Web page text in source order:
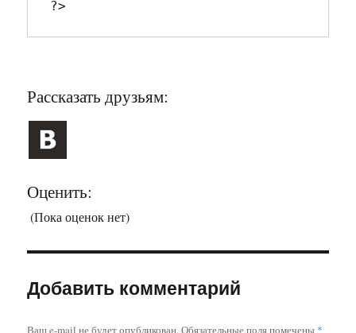
Рассказать друзьям:
Оценить:
(Пока оценок нет)
Добавить комментарий
Ваш e-mail не будет опубликован.Обязательные поля помечены *